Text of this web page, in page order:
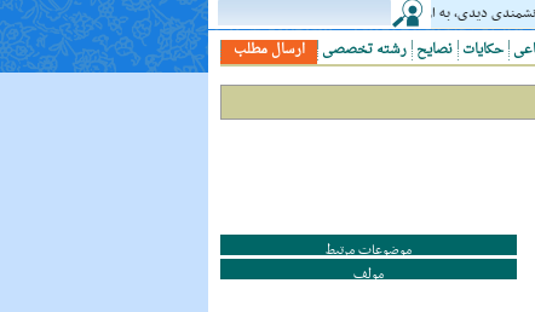
ديدى، به او خدمت کن. ( غررالحکم ح ۴۰۴۴ ) حدیث:امام علي (عليه
ارسال مطلب
رشته تخصصی نصایح حکایات
موضوعات مرتبط
مولف